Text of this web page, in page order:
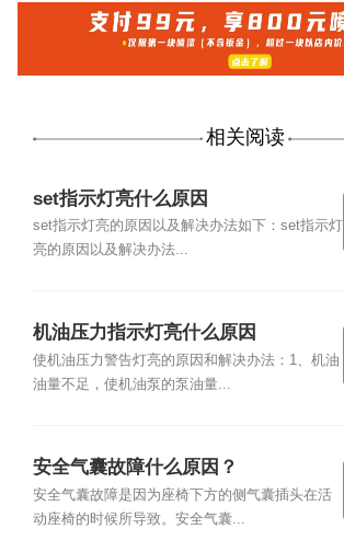
相关阅读
set指示灯亮什么原因
set指示灯亮的原因以及解决办法如下：set指示灯
亮的原因以及解决办法...
机油压力指示灯亮什么原因
使机油压力警告灯亮的原因和解决办法：1、机油
油量不足，使机油泵的泵油量...
安全气囊故障什么原因？
安全气囊故障是因为座椅下方的侧气囊插头在活
动座椅的时候所导致。安全气囊...